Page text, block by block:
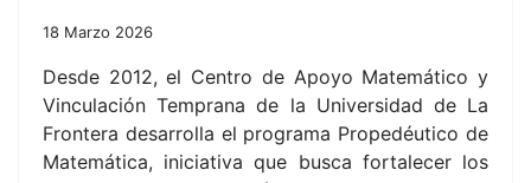
18 Marzo 2026
Desde 2012, el Centro de Apoyo Matemático y
Vinculación Temprana de la Universidad de La
Frontera desarrolla el programa Propedéutico de
Matemática, iniciativa que busca fortalecer los